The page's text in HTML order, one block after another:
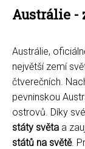
Austrálie -
Austrálie,
největší zemí
čtverečních.
pevninskou
ostrovů. Díky
státy světa a
států na světě.